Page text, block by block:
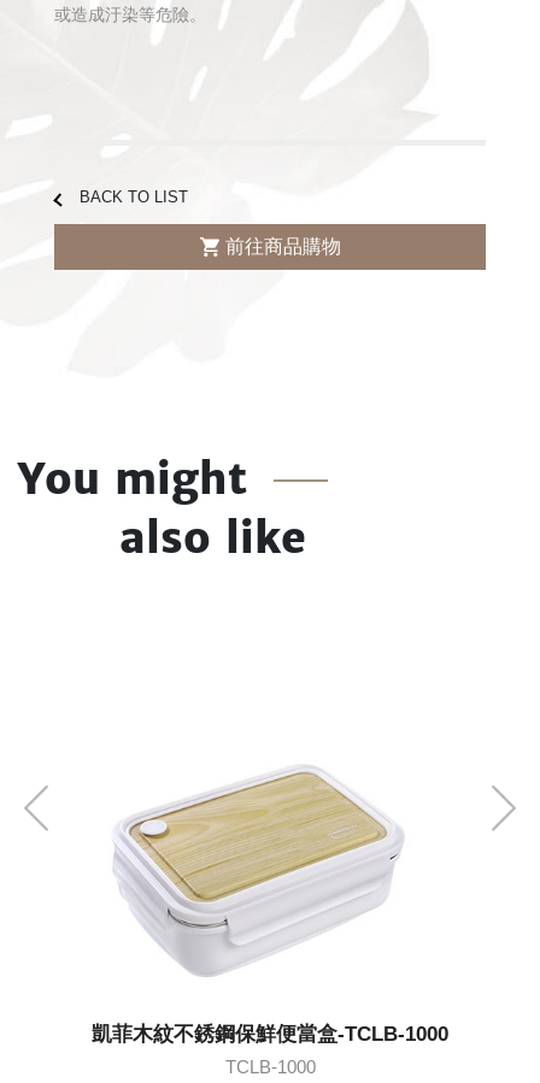
或造成汙染等危險。
BACK TO LIST
前往商品購物
You might
also like
凱菲木紋不銹鋼保鮮便當盒-TCLB-1000
TCLB-1000